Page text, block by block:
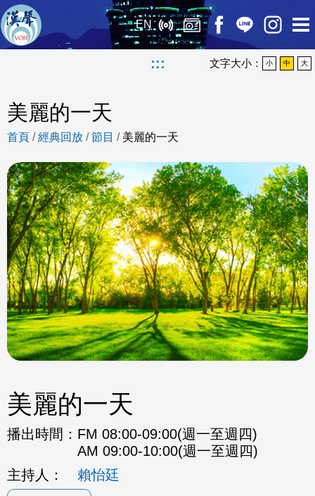
EN
::: 文字大小： 小 中 大
美麗的一天
首頁 /經典回放 /節目 / 美麗的一天
美麗的一天
播出時間： FM 08:00-09:00(週一至週四)
AM 09:00-10:00(週一至週四)
主持人：
賴怡廷